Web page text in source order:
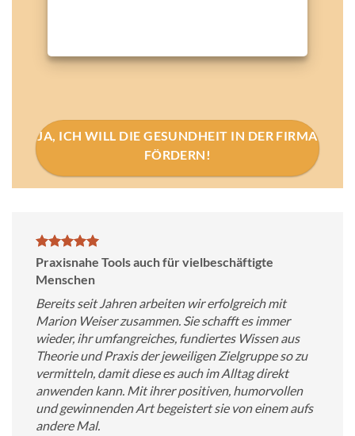
JA, ICH WILL DIE GESUNDHEIT IN DER FIRMA
FÖRDERN!
Praxisnahe Tools auch für vielbeschäftigte
Menschen
Bereits seit Jahren arbeiten wir erfolgreich mit
Marion Weiser zusammen. Sie schafft es immer
wieder, ihr umfangreiches, fundiertes Wissen aus
Theorie und Praxis der jeweiligen Zielgruppe so zu
vermitteln, damit diese es auch im Alltag direkt
anwenden kann. Mit ihrer positiven, humorvollen
und gewinnenden Art begeistert sie von einem aufs
andere Mal.